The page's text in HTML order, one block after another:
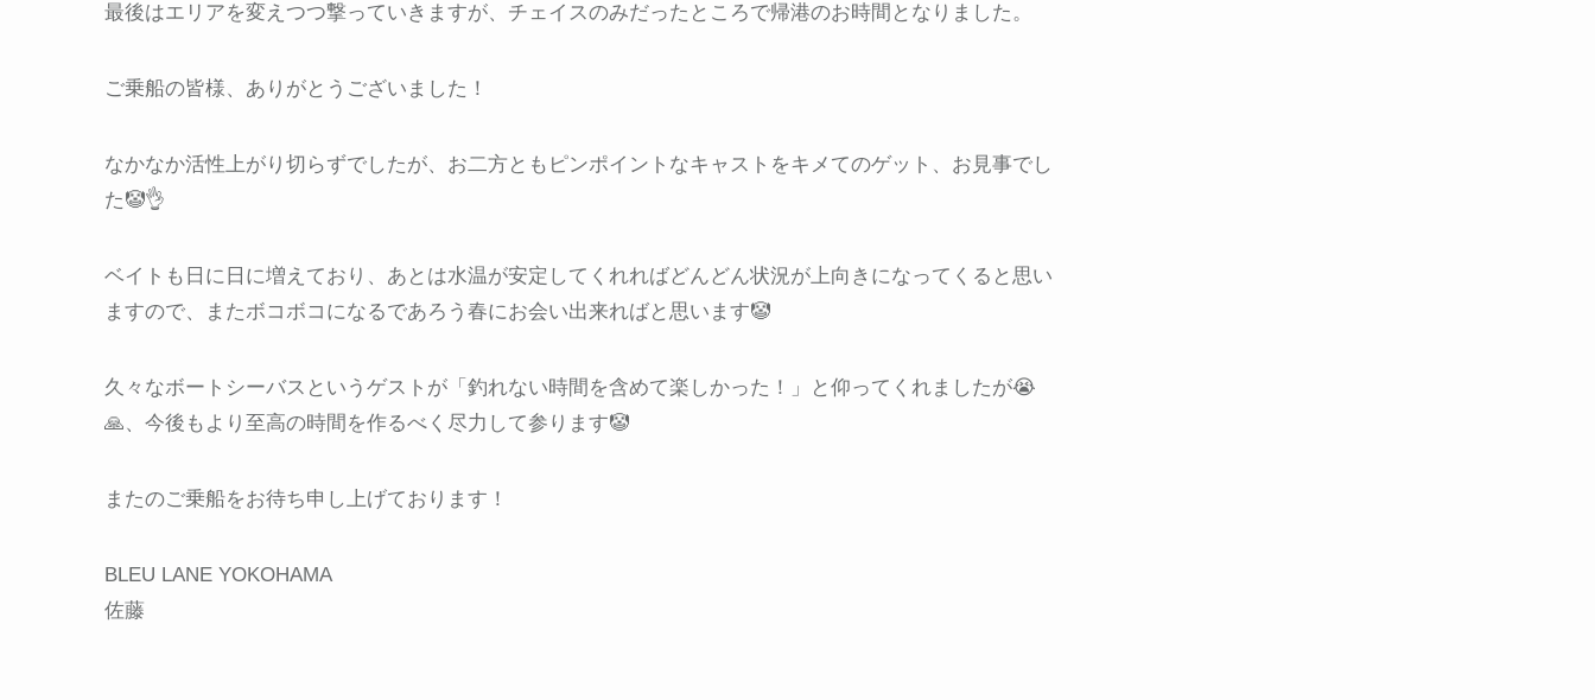
最後はエリアを変えつつ撃っていきますが、チェイスのみだったところで帰港のお時間となりました。
ご乗船の皆様、ありがとうございました！
なかなか活性上がり切らずでしたが、お二方ともピンポイントなキャストをキメてのゲット、お見事でし
た🤡👌
ベイトも日に日に増えており、あとは水温が安定してくれればどんどん状況が上向きになってくると思い
ますので、またボコボコになるであろう春にお会い出来ればと思います🤡
久々なボートシーバスというゲストが「釣れない時間を含めて楽しかった！」と仰ってくれましたが😭
🙏、今後もより至高の時間を作るべく尽力して参ります🤡
またのご乗船をお待ち申し上げております！
BLEU LANE YOKOHAMA
佐藤